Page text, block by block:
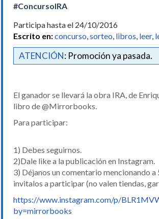
#ConcursoIRA
Participa hasta el 24/10/2016
Escrito en:concurso,sorteo, libros, leer,
ATENCIÓN: Promoción ya pasada.
El ganador se llevará la obra IRA, de
libro de @Mirrorbooks.
Para participar:
1) Debes seguirnos.
2)Dale like a la publicación en Instagram.
3) Déjanos un comentario mencionando a
invitalos a participar (no valen tiendas,
https://www.instagram.com/p/
by=mirrorbooks